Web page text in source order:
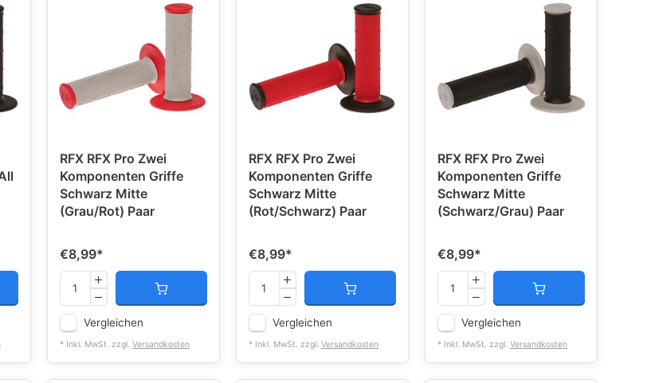
RFX RFX Pro Zwei
Komponenten Griffe
Schwarz Mitte
(Grau/Rot) Paar
€8,99*
Vergleichen
* Inkl. MwSt. zzgl. Versandkosten
RFX RFX Pro Zwei
Komponenten Griffe
Schwarz Mitte
(Rot/Schwarz) Paar
€8,99*
Vergleichen
* Inkl. MwSt. zzgl. Versandkosten
RFX RFX Pro Zwei
Komponenten Griffe
Schwarz Mitte
(Schwarz/Grau) Paar
€8,99*
Vergleichen
* Inkl. MwSt. zzgl. Versandkosten